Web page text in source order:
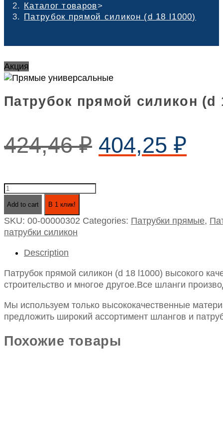
Каталог товаров>
Патрубок прямой силикон (d 18 l1000)
Акция
Патрубок прямой силикон (d
424,46₽ 404,25 ₽
Патрубок
(d
18
quantity
Add to cart В 1 клик!
SKU: 00-00000302 Categories: Патрубки прямые,
патрубки силикон
Description
Патрубок прямой силикон (d 18 l1000) высокого
строительство и многое другое.Все шланги
Мы используем только высококачественные
предложить широкий ассортимент шлангов и
Похожие товары